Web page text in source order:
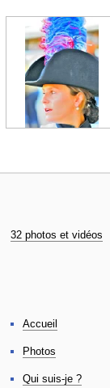
32 photos et vidéos
Accueil
Photos
Qui suis-je ?